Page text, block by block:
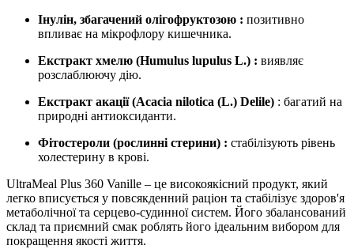
Інулін, збагачений олігофруктозою : позитивно
впливає на мікрофлору кишечника.
Екстракт хмелю (Humulus lupulus L.) : виявляє
розслаблюючу дію.
Екстракт акації (Acacia nilotica (L.) Delile) : багатий на
природні антиоксиданти.
Фітостероли (рослинні стерини) : стабілізують рівень
холестерину в крові.
UltraMeal Plus 360 Vanille – це високоякісний продукт, який
легко вписується у повсякденний раціон та стабілізує здоров'я
метаболічної та серцево-судинної систем. Його збалансований
склад та приємний смак роблять його ідеальним вибором для
покращення якості життя.